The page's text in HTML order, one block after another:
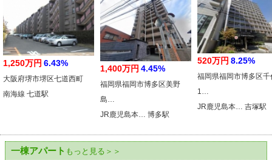
1,250万円 6.43%
大阪府堺市堺区七道西町
南海線 七道駅
1,400万円 4.45%
福岡県福岡市博多区美野
島…
JR鹿児島本… 博多駅
520万円 8.25%
福岡県福岡市博多区千
1…
JR鹿児島本… 吉塚駅
一棟アパート もっと見る＞＞